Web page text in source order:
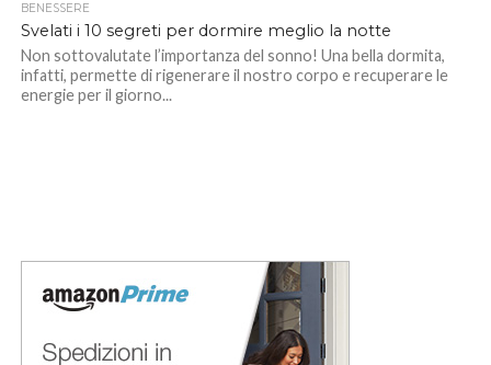
BENESSERE
Svelati i 10 segreti per dormire meglio la notte
Non sottovalutate l’importanza del sonno! Una bella dormita,
infatti, permette di rigenerare il nostro corpo e recuperare le
energie per il giorno...